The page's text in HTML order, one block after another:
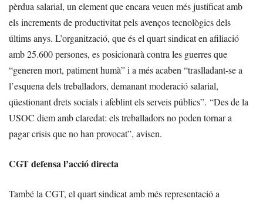
pèrdua salarial, un element que encara veuen més justificat amb
els increments de productivitat pels avenços tecnològics dels
últims anys. L’organització, que és el quart sindicat en afiliació
amb 25.600 persones, es posicionarà contra les guerres que
“generen mort, patiment humà” i a més acaben “traslladant-se a
l’esquena dels treballadors, demanant moderació salarial,
qüestionant drets socials i afeblint els serveis públics”. “Des de la
USOC diem amb claredat: els treballadors no poden tornar a
pagar crisis que no han provocat”, avisen.
CGT defensa l’acció directa
També la CGT, el quart sindicat amb més representació a